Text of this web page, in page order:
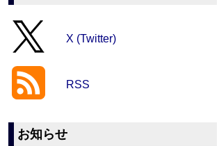
X (Twitter)
RSS
お知らせ